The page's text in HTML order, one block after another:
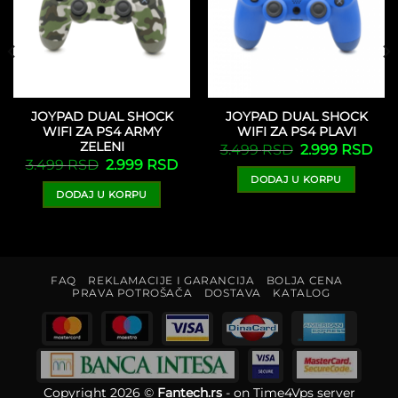
JOYPAD DUAL SHOCK
WIFI ZA PS4 ARMY
ZELENI
3.499RSD Originalna
cena
je
bila:
3.499 RSD.
2.999 RSDTrenutna
2.999 RSD.
DODAJ U KORPU
JOYPAD DUAL SHOCK
WIFI ZA PS4 PLAVI
3.499RSD Originalna
cena
je
bila:
3.499 RSD.
2.999 RSD
DODAJ U KORPU
RSD.
FAQ REKLAMACIJE I GARANCIJA
BOLJA CENA
PRAVA POTROŠAČA
DOSTAVA KATALOG
Copyright 2026 © Fantech.rs- on Time4Vps server